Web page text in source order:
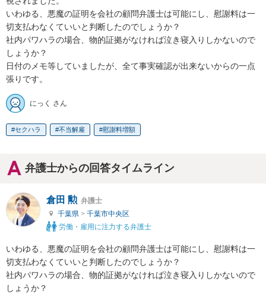
いわゆる、悪魔の証明を会社の顧問弁護士は可能にし、慰謝料は一
切支払わなくていいと判断したのでしょうか？
社内パワハラの場合、物的証拠がなければ泣き寝入りしかないので
しょうか？
日付のメモ等していましたが、全て事実確認が出来ないからの一点
張りです。
にっく さん
セクハラ 不当解雇 慰謝料増額
弁護士からの回答タイムライン
倉田 勲 弁護士
千葉県 > 千葉市中央区
労働・雇用に注力する弁護士
いわゆる、悪魔の証明を会社の顧問弁護士は可能にし、慰謝料は一
切支払わなくていいと判断したのでしょうか？
社内パワハラの場合、物的証拠がなければ泣き寝入りしかないので
しょうか？